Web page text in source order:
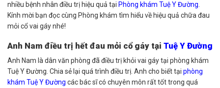
nhiều bệnh nhân điều trị hiệu quả tại Phòng khám Tuệ Y Đường.
Kính mời bạn đọc cùng Phòng khám tìm hiểu về hiệu quả chữa đau
mỏi cổ vai gáy nhé!
Anh Nam điều trị hết đau mỏi cổ gáy tại Tuệ Y Đường
Anh Nam là dân văn phòng đã điều trị khỏi vai gáy tại phòng khám
Tuệ Y Đường. Chia sẻ lại quá trình điều trị. Anh cho biết tại phòng
khám Tuệ Y Đường các bác sĩ có chuyên môn rất tốt trong quá